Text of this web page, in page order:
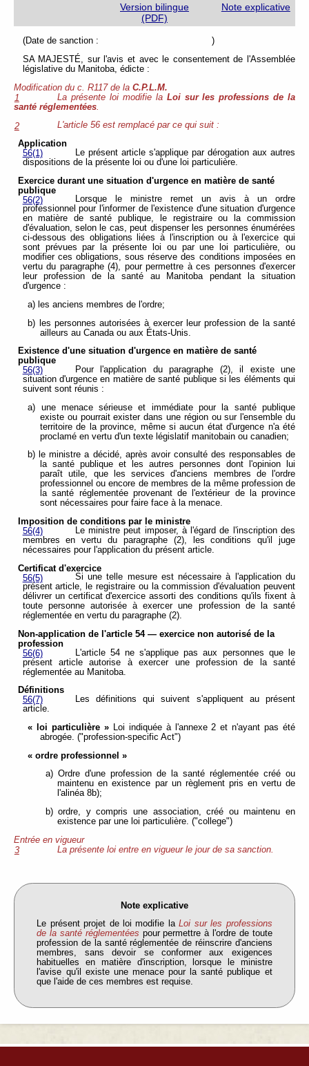
Version bilingue
(PDF)
Note explicative
(Date de sanction : )
SA MAJESTÉ, sur l'avis et avec le consentement de l'Assemblée
législative du Manitoba, édicte :
Modification du c. R117 de la C.P.L.M.
1
La présente loi modifie la Loi sur les professions de la
santé réglementées
2
L'article 56 est remplacé par ce qui suit :
Application
56(1)
Le présent article s'applique par dérogation aux autres
dispositions de la présente loi ou d'une loi particulière.
Exercice durant une situation d'urgence en matière de santé
publique
56(2)
Lorsque le ministre remet un avis à un ordre
professionnel pour l'informer de l'existence d'une situation d'urgence
en matière de santé publique, le registraire ou la commission
d'évaluation, selon le cas, peut dispenser les personnes énumérées
ci-dessous des obligations liées à l'inscription ou à l'exercice qui
sont prévues par la présente loi ou par une loi particulière, ou
modifier ces obligations, sous réserve des conditions imposées en
vertu du paragraphe (4), pour permettre à ces personnes d'exercer
leur profession de la santé au Manitoba pendant la situation
d'urgence :
a) les anciens membres de l'ordre;
b) les personnes autorisées à exercer leur profession de la santé
ailleurs au Canada ou aux États-Unis.
Existence d'une situation d'urgence en matière de santé
publique
56(3)
Pour l'application du paragraphe (2), il existe une
situation d'urgence en matière de santé publique si les éléments qui
suivent sont réunis :
a) une menace sérieuse et immédiate pour la santé publique
existe ou pourrait exister dans une région ou sur l'ensemble du
territoire de la province, même si aucun état d'urgence n'a été
proclamé en vertu d'un texte législatif manitobain ou canadien;
b) le ministre a décidé, après avoir consulté des responsables de
la santé publique et les autres personnes dont l'opinion lui
paraît utile, que les services d'anciens membres de l'ordre
professionnel ou encore de membres de la même profession de
la santé réglementée provenant de l'extérieur de la province
sont nécessaires pour faire face à la menace.
Imposition de conditions par le ministre
56(4)
Le ministre peut imposer, à l'égard de l'inscription des
membres en vertu du paragraphe (2), les conditions qu'il juge
nécessaires pour l'application du présent article.
Certificat d'exercice
56(5)
Si une telle mesure est nécessaire à l'application du
présent article, le registraire ou la commission d'évaluation peuvent
délivrer un certificat d'exercice assorti des conditions qu'ils fixent à
toute personne autorisée à exercer une profession de la santé
réglementée en vertu du paragraphe (2).
Non-application de l'article 54 — exercice non autorisé de la
profession
56(6)
L'article 54 ne s'applique pas aux personnes que le
présent article autorise à exercer une profession de la santé
réglementée au Manitoba.
Définitions
56(7)
Les définitions qui suivent s'appliquent au présent
article.
« loi particulière » Loi indiquée à l'annexe 2 et n'ayant pas été
abrogée. ("profession-specific Act")
« ordre professionnel »
a) Ordre d'une profession de la santé réglementée créé ou
maintenu en existence par un règlement pris en vertu de
l'alinéa 8b);
b) ordre, y compris une association, créé ou maintenu en
existence par une loi particulière. ("college")
Entrée en vigueur
3
La présente loi entre en vigueur le jour de sa sanction.
Note explicative
Le présent projet de loi modifie laLoi sur les professions
de la santé réglementées pour permettre à l'ordre de toute
profession de la santé réglementée de réinscrire d'anciens
membres, sans devoir se conformer aux exigences
habituelles en matière d'inscription, lorsque le ministre
l'avise qu'il existe une menace pour la santé publique et
que l'aide de ces membres est requise.